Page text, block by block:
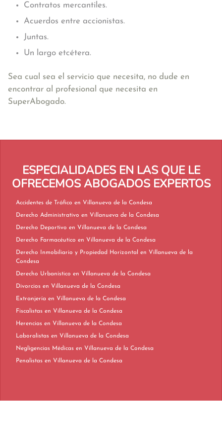
Contratos mercantiles.
Acuerdos entre accionistas.
Juntas.
Un largo etcétera.
Sea cual sea el servicio que necesita, no dude en
encontrar al profesional que necesita en
SuperAbogado.
ESPECIALIDADES EN LAS QUE LE
OFRECEMOS ABOGADOS EXPERTOS
Accidentes de Tráfico en Villanueva de la Condesa
Derecho Administrativo en Villanueva de la Condesa
Derecho Deportivo en Villanueva de la Condesa
Derecho Farmacéutico en Villanueva de la Condesa
Derecho Inmobiliario y Propiedad Horizontal en Villanueva de la
Condesa
Derecho Urbanístico en Villanueva de la Condesa
Divorcios en Villanueva de la Condesa
Extranjería en Villanueva de la Condesa
Fiscalistas en Villanueva de la Condesa
Herencias en Villanueva de la Condesa
Laboralistas en Villanueva de la Condesa
Negligencias Médicas en Villanueva de la Condesa
Penalistas en Villanueva de la Condesa